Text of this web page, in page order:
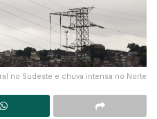
no Sudeste e chuva intensa no Norte